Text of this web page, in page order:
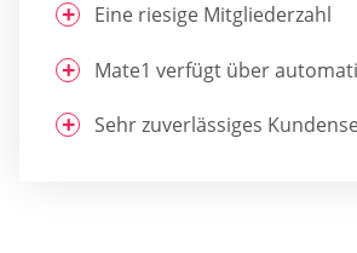
Eine riesige Mitgliederzahl
Mate1 verfügt über
Sehr zuverlässiges